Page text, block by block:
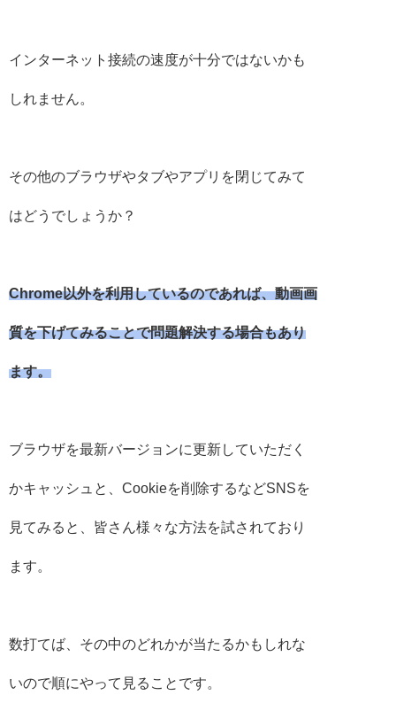
インターネット接続の速度が十分ではないかも
しれません。
その他のブラウザやタブやアプリを閉じてみて
はどうでしょうか？
Chrome以外を利用しているのであれば、動画画
質を下げてみることで問題解決する場合もあり
ます。
ブラウザを最新バージョンに更新していただく
かキャッシュと、Cookieを削除するなどSNSを
見てみると、皆さん様々な方法を試されており
ます。
数打てば、その中のどれかが当たるかもしれな
いので順にやって見ることです。